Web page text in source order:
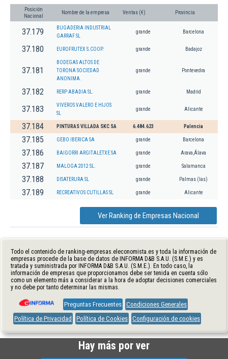
Posición
Nacional
Nombre de la empresa Ventas (€) Provincia
37.179
BUGADERIA INDUSTRIAL
GARRAF SL
grande Barcelona
37.180 EUROFRUTEX S.COOP. grande Badajoz
37.181
BODEGAS ALTOS DE
TORONA SOCIEDAD
ANONIMA.
grande Pontevedra
37.182 RERP ABADIA SL. grande Madrid
37.183
VIVEROS VALERO E HIJOS
SL
grande Alicante
37.184 PINTURAS VILLADA SKC SA 6.484.623 Palencia
37.185 GEBO IBERICA SA grande Barcelona
37.186 BAIGORRI ARGITALETXE SA grande Arava,Álava
37.187 MALOGA 2012 SL. grande Salamanca
37.188 DISATERURA SL grande Palmas (las)
37.189 RECREATIVOS CUTILLAS SL grande Alicante
Ver Ranking de Empresas Nacional
Todo el contenido de ranking-empresas.eleconomista.es y toda la información de
empresas procede de la base de datos de INFORMA D&B S.A.U. (S.M.E.) y es
tratada y suministrada por INFORMA D&B S.A.U. (S.M.E.). En todo caso, la
información de empresas que proporcionamos debe ser tenida en cuenta sólo
como un elemento más a considerar a la hora de adoptar decisiones comerciales
y no debe por tanto determinar las mismas.
Preguntas Frecuentes Condiciones Generales
Política de Privacidad
Política de Cookies Configuración de cookies
Hay más por ver